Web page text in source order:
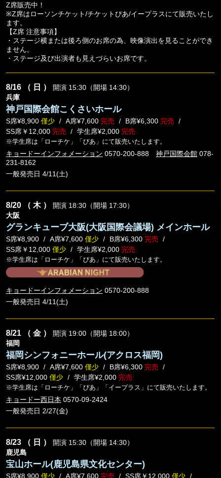
Z席販売中！
※Z席はローソンチケット/チケットぴあ/イープラスにて販売いたし
ます。
【Z席 注意事項】
・ステージ横または後ろ側のお席の為、映像演出を見ることができ
ません。
・ステージ及び出演者も見えづらいお席です。
8/16 （ 日 ）
開演 15:30（開場 14:30）
兵庫
神戸国際会館こくさいホール
S席¥8,900僅少 A席¥7,600 完売 B席¥6,300 完売
SS席￥12,000 完売 学生席¥2,000 完売
※学生席は「ローチケ」「ぴあ」にて販売いたします。
キョードーインフォメーション 0570-200-888神戸国際会館 078-
231-8162
一般発売日 4/11(土)
8/20 （ 木 ）
開演 18:30（開場 17:30）
大阪
グランキューブ大阪(大阪国際会議場) メインホール
S席¥8,900 A席¥7,600僅少 B席¥6,300 完売
SS席￥12,000僅少 学生席¥2,000 完売
※学生席は「ローチケ」「ぴあ」にて販売いたします。
キョードーインフォメーション 0570-200-888
一般発売日 4/11(土)
8/21 （ 金 ）
開演 19:00（開場 18:00）
福岡
福岡シンフォニーホール(アクロス福岡)
S席¥8,900 A席¥7,600僅少 B席¥6,300 完売
SS席¥12,000僅少 学生席¥2,000 完売
※学生席は「ローチケ」「ぴあ」「イープラス」にて販売いたします。
キョードー西日本 0570-09-2424
一般発売日 2/27(金)
8/23 （ 日 ）
開演 15:30（開場 14:30）
鹿児島
宝山ホール(鹿児島県文化センター)
S席¥8,900僅少 A席¥7,600 完売 SS席￥12,000僅少